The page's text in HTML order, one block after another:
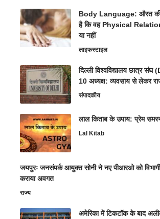
Body Language: औरत की
है कि वह Physical Relation
या नहीं
लाइफस्टाइल
दिल्ली विश्वविद्यालय छात्र
10 अध्यक्ष: व्यवसाय से लेकर
संपादकीय
लाल किताब के उपाय: प्रेम
Lal Kitab
जयपुरः जनसंपर्क आयुक्त सोनी ने नए पीआरओ को
कराया अवगत
राज्य
अमेरिका में टिकटॉक के बाद